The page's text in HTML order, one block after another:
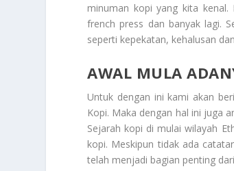
minuman kopi yang kita
french press dan banyak lagi.
seperti kepekatan, kehalusan
AWAL MULA
Untuk dengan ini kami akan
Kopi. Maka dengan hal ini juga
Sejarah kopi di mulai wilayah
kopi. Meskipun tidak ada
telah menjadi bagian penting